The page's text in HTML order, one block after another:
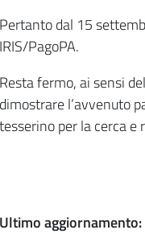
Pertanto dal 15
IRIS/PagoPA.
Resta fermo, ai sensi
dimostrare l’avvenuto
tesserino per la cerca e
Ultimo aggiornamento: